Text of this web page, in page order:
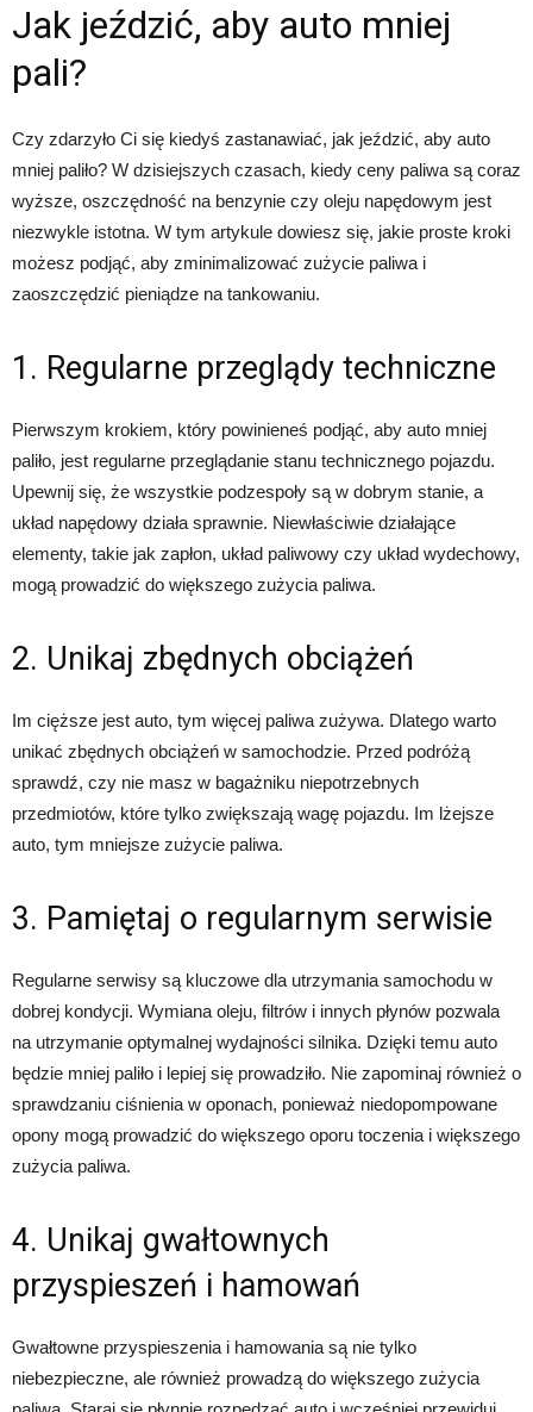
Jak jeździć, aby auto mniej
pali?
Czy zdarzyło Ci się kiedyś zastanawiać, jak jeździć, aby auto
mniej paliło? W dzisiejszych czasach, kiedy ceny paliwa są coraz
wyższe, oszczędność na benzynie czy oleju napędowym jest
niezwykle istotna. W tym artykule dowiesz się, jakie proste kroki
możesz podjąć, aby zminimalizować zużycie paliwa i
zaoszczędzić pieniądze na tankowaniu.
1. Regularne przeglądy techniczne
Pierwszym krokiem, który powinieneś podjąć, aby auto mniej
paliło, jest regularne przeglądanie stanu technicznego pojazdu.
Upewnij się, że wszystkie podzespoły są w dobrym stanie, a
układ napędowy działa sprawnie. Niewłaściwie działające
elementy, takie jak zapłon, układ paliwowy czy układ wydechowy,
mogą prowadzić do większego zużycia paliwa.
2. Unikaj zbędnych obciążeń
Im cięższe jest auto, tym więcej paliwa zużywa. Dlatego warto
unikać zbędnych obciążeń w samochodzie. Przed podróżą
sprawdź, czy nie masz w bagażniku niepotrzebnych
przedmiotów, które tylko zwiększają wagę pojazdu. Im lżejsze
auto, tym mniejsze zużycie paliwa.
3. Pamiętaj o regularnym serwisie
Regularne serwisy są kluczowe dla utrzymania samochodu w
dobrej kondycji. Wymiana oleju, filtrów i innych płynów pozwala
na utrzymanie optymalnej wydajności silnika. Dzięki temu auto
będzie mniej paliło i lepiej się prowadziło. Nie zapominaj również o
sprawdzaniu ciśnienia w oponach, ponieważ niedopompowane
opony mogą prowadzić do większego oporu toczenia i większego
zużycia paliwa.
4. Unikaj gwałtownych
przyspieszeń i hamowań
Gwałtowne przyspieszenia i hamowania są nie tylko
niebezpieczne, ale również prowadzą do większego zużycia